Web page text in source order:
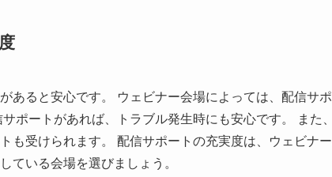
あると安心です。 ウェビナー会場によっては、配信サ
ポートがあれば、トラブル発生時にも安心です。 また
も受けられます。 配信サポートの充実度は、ウェビナ
ている会場を選びましょう。